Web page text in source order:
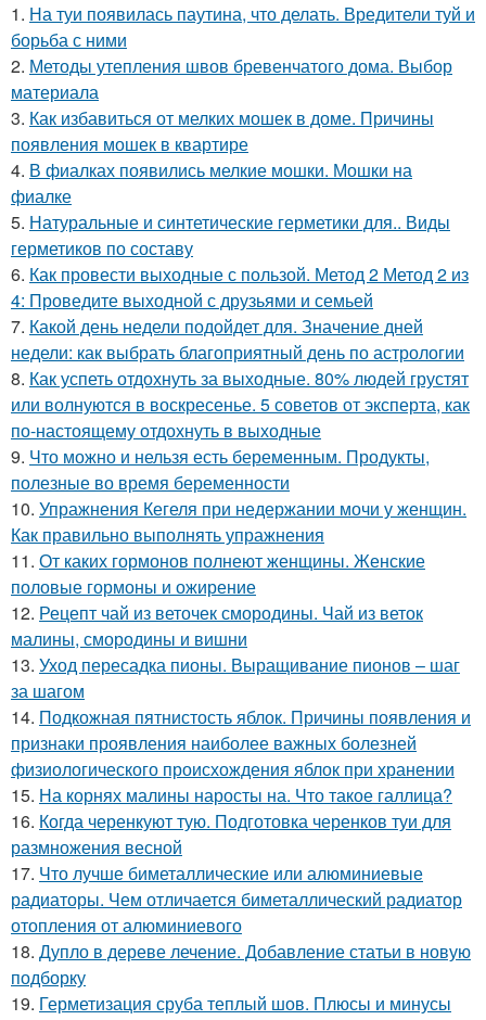
1. На туи появилась паутина, что делать. Вредители туй и
борьба с ними
2. Методы утепления швов бревенчатого дома. Выбор
материала
3. Как избавиться от мелких мошек в доме. Причины
появления мошек в квартире
4. В фиалках появились мелкие мошки. Мошки на
фиалке
5. Натуральные и синтетические герметики для.. Виды
герметиков по составу
6. Как провести выходные с пользой. Метод 2 Метод 2 из
4: Проведите выходной с друзьями и семьей
7. Какой день недели подойдет для. Значение дней
недели: как выбрать благоприятный день по астрологии
8. Как успеть отдохнуть за выходные. 80% людей грустят
или волнуются в воскресенье. 5 советов от эксперта, как
по-настоящему отдохнуть в выходные
9. Что можно и нельзя есть беременным. Продукты,
полезные во время беременности
10. Упражнения Кегеля при недержании мочи у женщин.
Как правильно выполнять упражнения
11. От каких гормонов полнеют женщины. Женские
половые гормоны и ожирение
12. Рецепт чай из веточек смородины. Чай из веток
малины, смородины и вишни
13. Уход пересадка пионы. Выращивание пионов – шаг
за шагом
14. Подкожная пятнистость яблок. Причины появления и
признаки проявления наиболее важных болезней
физиологического происхождения яблок при хранении
15. На корнях малины наросты на. Что такое галлица?
16. Когда черенкуют тую. Подготовка черенков туи для
размножения весной
17. Что лучше биметаллические или алюминиевые
радиаторы. Чем отличается биметаллический радиатор
отопления от алюминиевого
18. Дупло в дереве лечение. Добавление статьи в новую
подборку
19. Герметизация сруба теплый шов. Плюсы и минусы